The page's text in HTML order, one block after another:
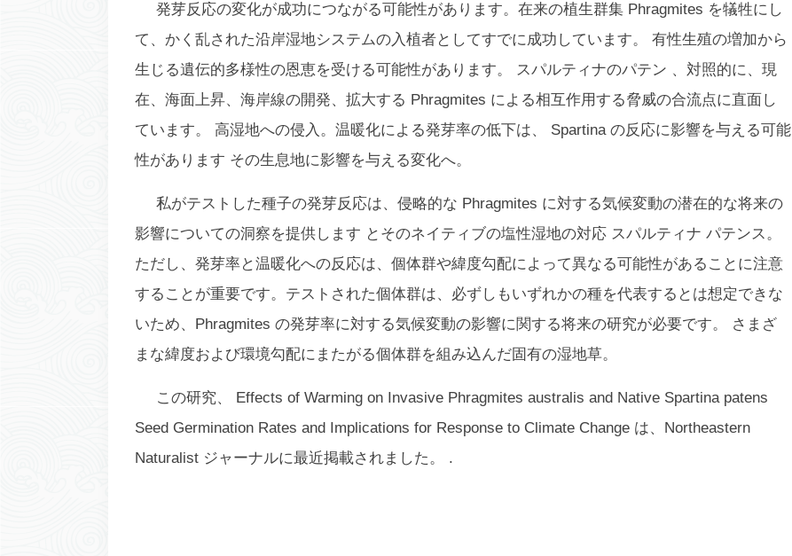
発芽反応の変化が成功につながる可能性があります。在来の植生群集 Phragmites を犠牲にし
て、かく乱された沿岸湿地システムの入植者としてすでに成功しています。 有性生殖の増加から
生じる遺伝的多様性の恩恵を受ける可能性があります。 スパルティナのパテン 、対照的に、現
在、海面上昇、海岸線の開発、拡大する Phragmites による相互作用する脅威の合流点に直面し
ています。 高湿地への侵入。温暖化による発芽率の低下は、 Spartina の反応に影響を与える可能
性があります その生息地に影響を与える変化へ。
私がテストした種子の発芽反応は、侵略的な Phragmites に対する気候変動の潜在的な将来の
影響についての洞察を提供します とそのネイティブの塩性湿地の対応 スパルティナ パテンス。
ただし、発芽率と温暖化への反応は、個体群や緯度勾配によって異なる可能性があることに注意
することが重要です。テストされた個体群は、必ずしもいずれかの種を代表するとは想定できな
いため、 Phragmites の発芽率に対する気候変動の影響に関する将来の研究が必要です。
さまざ
まな緯度および環境勾配にまたがる個体群を組み込んだ固有の湿地草。
この研究、 Effects of Warming on Invasive Phragmites australis and Native Spartina patens
Seed Germination Rates and Implications for Response to Climate Change は、 Northeastern
Naturalist ジャーナルに最近掲載されました。 .